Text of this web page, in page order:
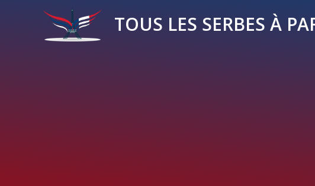
TOUS LES SERBES À